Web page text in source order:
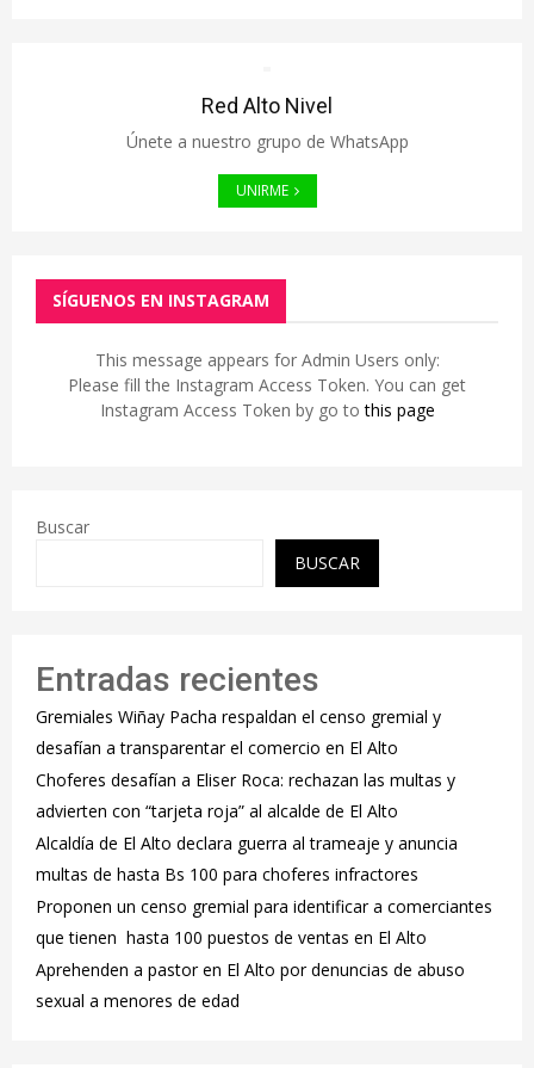
Red Alto Nivel
Únete a nuestro grupo de WhatsApp
UNIRME
SÍGUENOS EN INSTAGRAM
This message appears for Admin Users only:
Please fill the Instagram Access Token. You can get
Instagram Access Token by go tothis page
Buscar
BUSCAR
Entradas recientes
Gremiales Wiñay Pacha respaldan el censo gremial y
desafían a transparentar el comercio en El Alto
Choferes desafían a Eliser Roca: rechazan las multas y
advierten con “tarjeta roja” al alcalde de El Alto
‎Alcaldía de El Alto declara guerra al trameaje y anuncia
multas de hasta Bs 100 para choferes infractores
Proponen un censo gremial para identificar a comerciantes
que tienen hasta 100 puestos de ventas en El Alto
Aprehenden a pastor en El Alto por denuncias de abuso
sexual a menores de edad